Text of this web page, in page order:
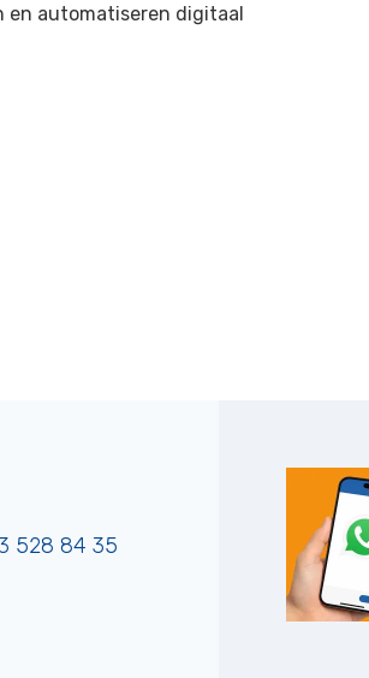
en automatiseren digitaal
528 84 35